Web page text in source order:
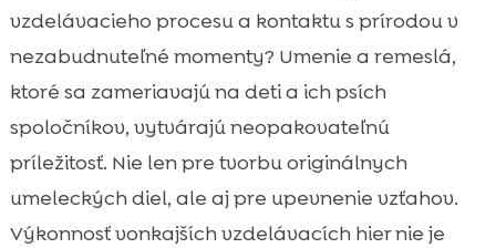
vzdelávacieho procesu a kontaktu s prírodou v
nezabudnuteľné momenty? Umenie a remeslá,
ktoré sa zameriavajú na deti a ich psích
spoločníkov, vytvárajú neopakovateľnú
príležitosť. Nie len pre tvorbu originálnych
umeleckých diel, ale aj pre upevnenie vzťahov.
Výkonnosť vonkajších vzdelávacích hier nie je